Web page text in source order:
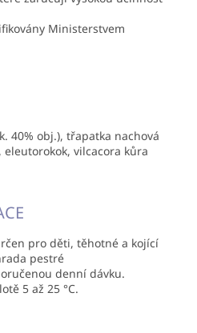
Ministerstvem
40% obj.), třapatka nachová
vilcacora kůra
pro děti, těhotné a kojící
pestré
denní dávku.
5 až 25 °C.